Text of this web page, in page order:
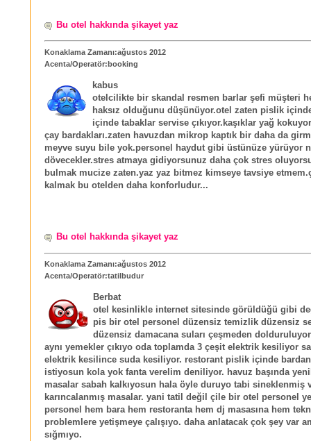
Bu otel hakkında şikayet yaz
Konaklama Zamanı:ağustos 2012
Acenta/Operatör:booking
kabus
otelcilikte bir skandal resmen barlar şefi müşteri
haksız olduğunu düşünüyor.otel zaten pislik
içinde tabaklar servise çıkıyor.kaşıklar yağ
çay bardakları.zaten havuzdan mikrop kaptık bir daha da
meyve suyu bile yok.personel haydut gibi üstünüze yürüyor
dövecekler.stres atmaya gidiyorsunuz daha çok stres
bulmak mucize zaten.yaz yaz bitmez kimseye tavsiye
kalmak bu otelden daha konforludur...
Bu otel hakkında şikayet yaz
Konaklama Zamanı:ağustos 2012
Acenta/Operatör:tatilbudur
Berbat
otel kesinlikle internet sitesinde görüldüğü gibi
pis bir otel personel düzensiz temizlik düzensiz
düzensiz damacana suları çeşmeden
aynı yemekler çıkıyo oda toplamda 3 çeşit elektrik kesiliyor
elektrik kesilince suda kesiliyor. restorant pislik içinde
istiyosun kola yok fanta verelim deniliyor. havuz başında
masalar sabah kalkıyosun hala öyle duruyo tabi sineklenmiş
karıncalanmış masalar. yani tatil değil çile bir otel personel
personel hem bara hem restoranta hem dj masasına hem
problemlere yetişmeye çalışıyo. daha anlatacak çok şey var
sığmıyo.